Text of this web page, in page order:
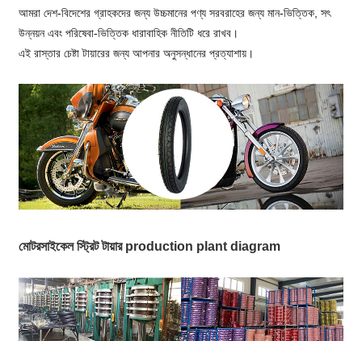
আমরা দেশ-বিদেশের গ্রাহকদের জন্য উচ্চমানের পণ্য সরবরাহের জন্য মান-ভিত্তিক, সৎ
উন্নয়ন এবং পরিষেবা-ভিত্তিক ধারাবাহিক নীতিটি ধরে রাখব।
এই রাস্তার চেষ্টা টায়ারের জন্য আপনার অনুসন্ধানের প্রত্যাশায়।
মোটরসাইকেল স্ট্রিট টায়ার production plant diagram